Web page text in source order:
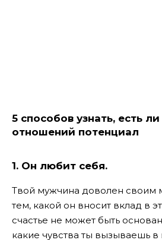
5 способов узнать, есть
отношений потенциал
1. Он любит себя.
Твой мужчина доволен своим
тем, какой он вносит вклад в
счастье не может быть
какие чувства ты вызываешь в